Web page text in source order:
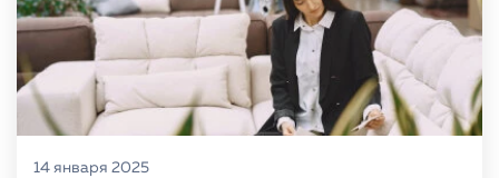
14 января 2025